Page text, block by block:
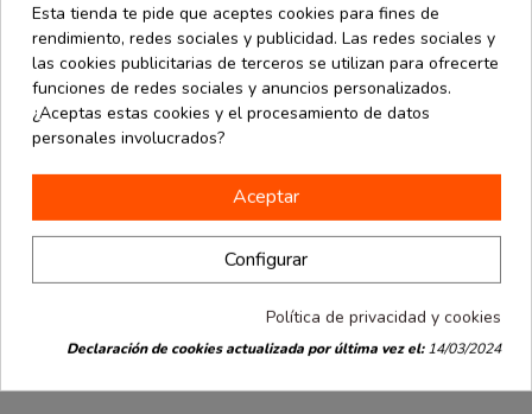
tu picnic sabiendo que estás cuidando del entorno que te
rodea.
Recuerda que organizar un picnic perfecto es sencillo con
la ayuda de La bolsera. Así que este verano, prepárate para
salir, disfrutar del sol y compartir momentos especiales con
tus seres queridos con nuestros productos de alta calidad y
PINTEREST
Esta tienda te pide que aceptes cookies para fines de
rendimiento, redes sociales y publicidad. Las redes sociales y
las cookies publicitarias de terceros se utilizan para ofrecerte
funciones de redes sociales y anuncios personalizados.
¿Aceptas estas cookies y el procesamiento de datos
personales involucrados?
Aceptar
Configurar
Política de privacidad y cookies
Declaración de cookies actualizada por última vez el:14/03/2024